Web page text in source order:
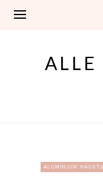
ALLE
ALUMINIUM